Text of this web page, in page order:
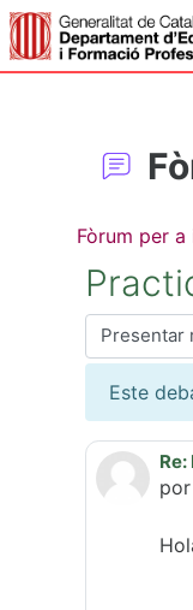
Ir ao contido
Fòrum per
Modo de
Este
por